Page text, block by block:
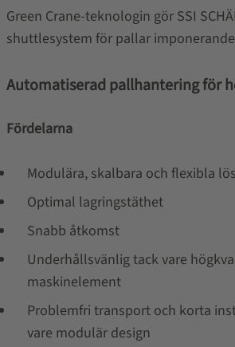
Green Crane-teknologin gör SSI
shuttlesystem för pallar
Automatiserad pallhantering för
Fördelarna
Modulära, skalbara och flexibla
Optimal lagringstäthet
Snabb åtkomst
Underhållsvänlig tack vare
maskinelement
Problemfri transport och korta
vare modulär design